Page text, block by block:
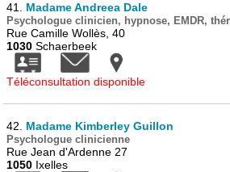
41. Madame Andreea Dale
Psychologue clinicien, hypnose, EMDR,
Rue Camille Wollès, 40
1030 Schaerbeek
Téléconsultation disponible
42. Madame Kimberley Guillon
Psychologue clinicienne
Rue Jean d'Ardenne 27
1050 Ixelles